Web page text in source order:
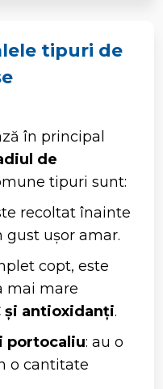
tipuri de
în principal
de
tipuri sunt:
recoltat înainte
ușor amar.
copt, este
mai mare
și antioxidanți.
portocaliu: au o
o cantitate